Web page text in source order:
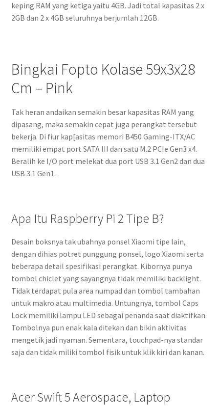
keping RAM yang ketiga yaitu 4GB. Jadi total kapasitas 2 x
2GB dan 2 x 4GB seluruhnya berjumlah 12GB.
Bingkai Fopto Kolase 59x3x28
Cm – Pink
Tak heran andaikan semakin besar kapasitas RAM yang
dipasang, maka semakin cepat juga perangkat tersebut
bekerja. Di fiur kap[asitas memori B450 Gaming-ITX/AC
memiliki empat port SATA III dan satu M.2 PCIe Gen3 x4.
Beralih ke I/O port melekat dua port USB 3.1 Gen2 dan dua
USB 3.1 Gen1.
Apa Itu Raspberry Pi 2 Tipe B?
Desain boksnya tak ubahnya ponsel Xiaomi tipe lain,
dengan dihias potret punggung ponsel, logo Xiaomi serta
beberapa detail spesifikasi perangkat. Kibornya punya
tombol chiclet yang sayangnya tidak memiliki backlight.
Tidak terdapat pula area numpad dan tombol tambahan
untuk makro atau multimedia. Untungnya, tombol Caps
Lock memiliki lampu LED sebagai penanda saat diaktifkan.
Tombolnya pun enak kala ditekan dan bikin aktivitas
mengetik jadi nyaman. Sementara, touchpad-nya standar
saja dan tidak miliki tombol fisik untuk klik kiri dan kanan.
Acer Swift 5 Aerospace, Laptop